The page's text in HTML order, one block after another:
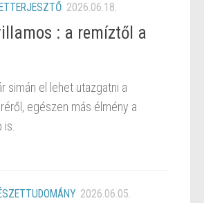
2026.06.18.
: a remíztől a
simán el lehet utazgatni a
egészen más élmény a
2026.06.05.